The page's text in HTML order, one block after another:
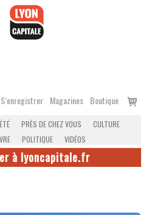
S’enregistrer Magazines Boutique
Voir
PRÈS DE CHEZ VOUS
CULTURE
POLITIQUE VIDÉOS
à lyoncapitale.fr